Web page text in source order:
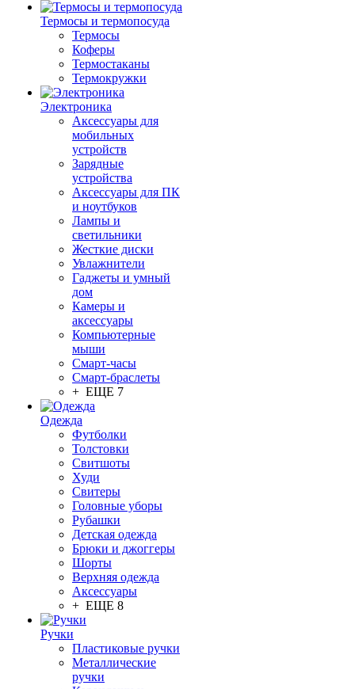
Термосы и термопосуда
Термосы
Коферы
Термостаканы
Термокружки
Электроника
Аксессуары для
мобильных
устройств
Зарядные
устройства
Аксессуары для ПК
и ноутбуков
Лампы и
светильники
Жесткие диски
Увлажнители
Гаджеты и умный
дом
Камеры и
аксессуары
Компьютерные
мыши
Смарт-часы
Смарт-браслеты
+ ЕЩЕ 7
Одежда
Футболки
Толстовки
Свитшоты
Худи
Свитеры
Головные уборы
Рубашки
Детская одежда
Брюки и джоггеры
Шорты
Верхняя одежда
Аксессуары
+ ЕЩЕ 8
Ручки
Пластиковые ручки
Металлические
ручки